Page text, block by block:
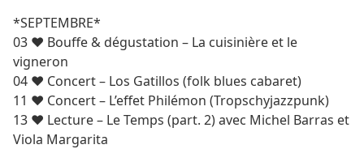
*SEPTEMBRE*
03 ♥ Bouffe & dégustation – La cuisinière et le
vigneron
04 ♥ Concert – Los Gatillos (folk blues cabaret)
11 ♥ Concert – L’effet Philémon (Tropschyjazzpunk)
13 ♥ Lecture – Le Temps (part. 2) avec Michel Barras et
Viola Margarita